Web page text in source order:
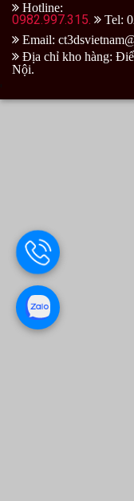
Hotline:
0982.997.315.
Tel:
Email:
Địa chỉ kho hàng:
Nội.